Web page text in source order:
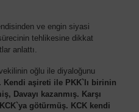
ve engin siyasi
tehlikesine dikkat
anlattı.
oğlu ile diyaloğunu
Kendi aşireti ile PKK`lı birinin
Davayı kazanmış. Karşı
götürmüş. KCK kendi